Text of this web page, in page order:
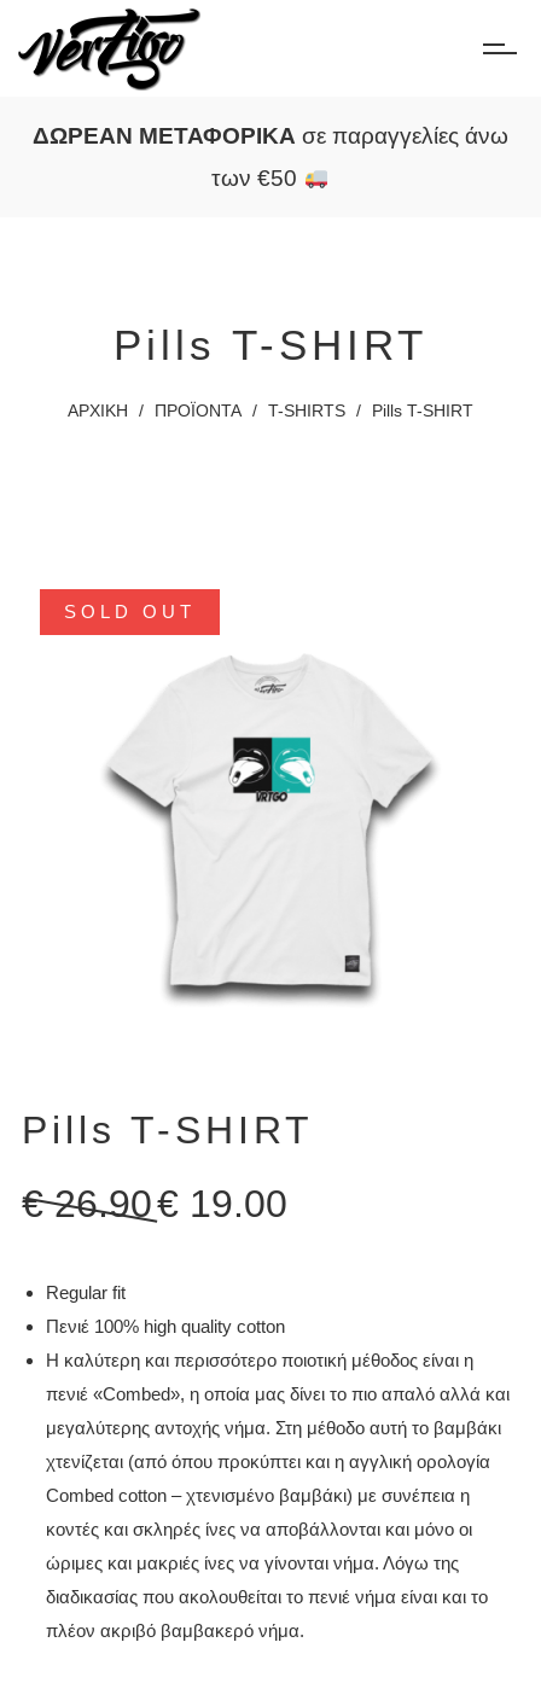
ΔΩΡΕΑΝ ΜΕΤΑΦΟΡΙΚΑ σε παραγγελίες άνω
των €50
Pills T-SHIRT
ΑΡΧΙΚΗ / ΠΡΟΪΟΝΤΑ / T-SHIRTS / Pills T-SHIRT
SOLD OUT
Pills T-SHIRT
€26.90 price
€19.00
Regular fit
Πενιέ 100% high quality cotton
Η καλύτερη και περισσότερο ποιοτική μέθοδος είναι η
πενιέ «Combed», η οποία μας δίνει το πιο απαλό αλλά και
μεγαλύτερης αντοχής νήμα. Στη μέθοδο αυτή το βαμβάκι
χτενίζεται (από όπου προκύπτει και η αγγλική ορολογία
Combed cotton – χτενισμένο βαμβάκι) με συνέπεια η
κοντές και σκληρές ίνες να αποβάλλονται και μόνο οι
ώριμες και μακριές ίνες να γίνονται νήμα. Λόγω της
διαδικασίας που ακολουθείται το πενιέ νήμα είναι και το
πλέον ακριβό βαμβακερό νήμα.